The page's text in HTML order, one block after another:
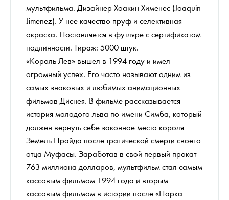
мультфильма. Дизайнер Хоакин Хименес (Joaquin
Jimenez). У нее качество пруф и селективная
окраска. Поставляется в футляре с сертификатом
подлинности. Тираж: 5000 штук.
«Король Лев» вышел в 1994 году и имел
огромный успех. Его часто называют одним из
самых знаковых и любимых анимационных
фильмов Диснея. В фильме рассказывается
история молодого льва по имени Симба, который
должен вернуть себе законное место короля
Земель Прайда после трагической смерти своего
отца Муфасы. Заработав в свой первый прокат
763 миллиона долларов, мультфильм стал самым
кассовым фильмом 1994 года и вторым
кассовым фильмом в истории после «Парка